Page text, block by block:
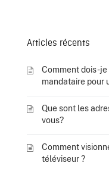
Articles récents
Comment dois-
mandataire pour
Que sont les
vous?
Comment
téléviseur ?